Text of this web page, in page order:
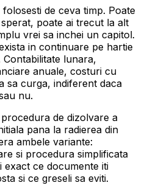
de ceva timp. Poate
poate ai trecut la alt
vrei sa inchei un capitol.
in continuare pe hartie
Contabilitate lunara,
anuale, costuri cu
sa curga, indiferent daca
nu.
de dizolvare a
pana la radierea din
ambele variante:
si procedura simplificata
exact ce documente iti
si ce greseli sa eviti.